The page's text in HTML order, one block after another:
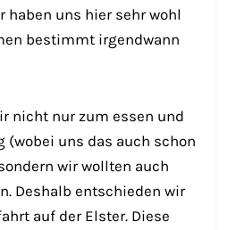
haben uns hier sehr wohl
bestimmt irgendwann
nicht nur zum essen und
(wobei uns das auch schon
wir wollten auch
Deshalb entschieden wir
auf der Elster. Diese